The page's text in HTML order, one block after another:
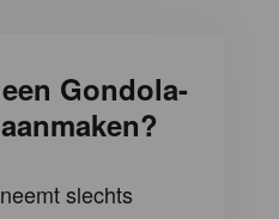
Gondola-
slechts